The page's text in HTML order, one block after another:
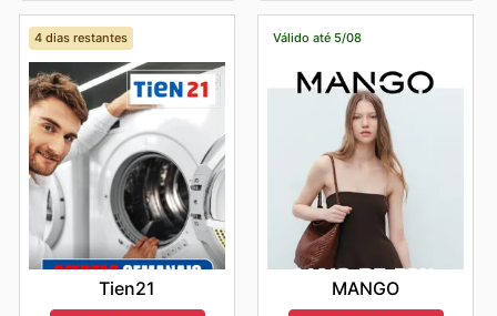
4 dias restantes
Tien21
Válido até 5/08
MANGO